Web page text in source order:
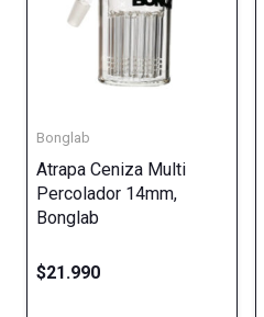
Bonglab
Atrapa Ceniza Multi
Percolador 14mm,
Bonglab
$21.990